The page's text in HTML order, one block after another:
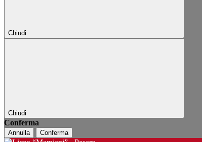
Chiudi
Chiudi
Conferma
Annulla Conferma